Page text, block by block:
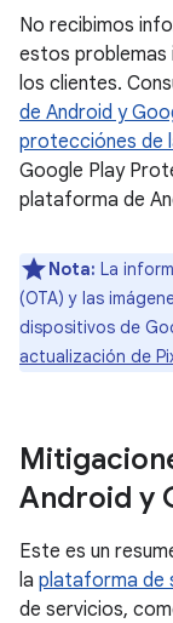
No recibimos
estos
los clientes.
de Android y
protecciónes de
Google Play
plataforma de
Nota: La
(OTA) y las
dispositivos de
actualización de
Android y
Este es un
la plataforma de
de servicios,